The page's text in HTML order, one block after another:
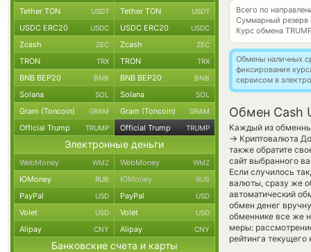
Всего по
Суммарный резерв
Курс обмена
Обмены наличных
фиксирования
сервисом в
Обмен Cash
Каждый из
→ Криптовалюта
также обратите
сайт выбранного
Если случилось
валюты, сразу же
автоматический
обмен денег
обменнике все же
меры:
рейтинга
Tether TON USDT Tether TON USDT
USDC ERC20 USDC USDC ERC20 USDC
Zcash ZEC Zcash ZEC
TRON TRX TRON TRX
BNB BEP20 BNB BNB BEP20 BNB
Solana SOL Solana SOL
Gram (Toncoin) GRAM Gram (Toncoin) GRAM
Official Trump TRUMP Official Trump TRUMP
Электронные деньги
WebMoney WMZ WebMoney WMZ
ЮMoney RUB ЮMoney RUB
PayPal USD PayPal USD
Volet USD Volet USD
Alipay CNY Alipay CNY
Банковские счета и карты